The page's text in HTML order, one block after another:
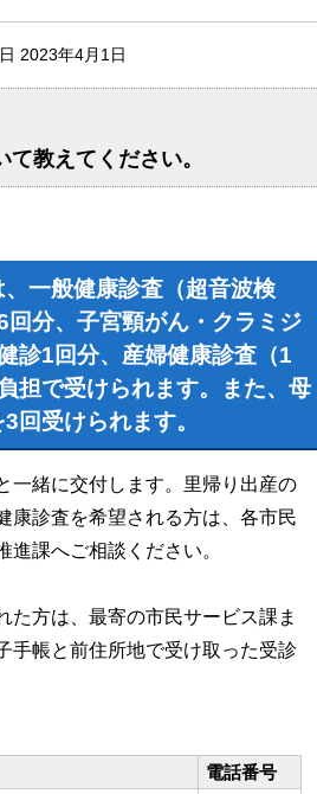
2023年4月1日
教えてください。
一般健康診査（超音波検
分、子宮頸がん・クラミジ
診1回分、産婦健康診査（1
担で受けられます。また、母
回受けられます。
一緒に交付します。里帰り出産の
康診査を希望される方は、各市民
進課へご相談ください。
た方は、最寄の市民サービス課ま
手帳と前住所地で受け取った受診
電話番号